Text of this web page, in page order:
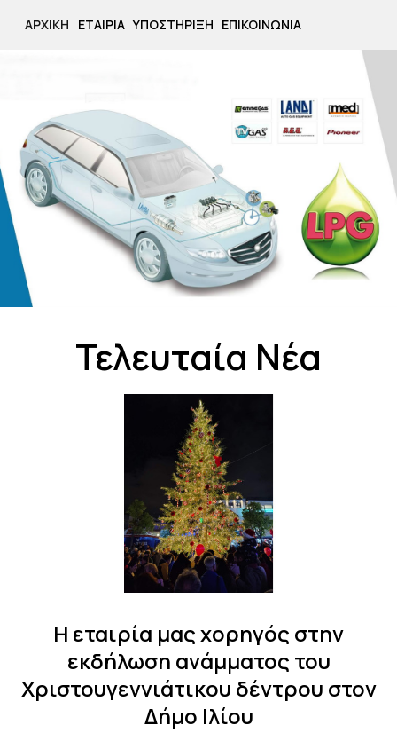
ΑΡΧΙΚΉ ΕΤΑΙΡΊΑ ΥΠΟΣΤΉΡΙΞΗ ΕΠΙΚΟΙΝΩΝΊΑ
Τελευταία Νέα
H εταιρία μας χορηγός στην
εκδήλωση ανάμματος του
Χριστουγεννιάτικου δέντρου στον
Δήμο Ιλίου